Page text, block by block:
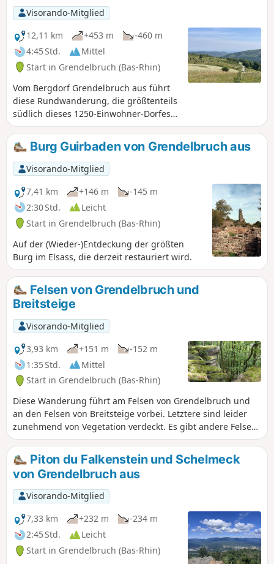
Visorando-Mitglied
12,11 km
+453 m
-460 m
4:45 Std.
Mittel
Start in Grendelbruch (Bas-Rhin)
Vom Bergdorf Grendelbruch aus führt
diese Rundwanderung, die größtenteils
südlich dieses 1250-Einwohner-Dorfes
verläuft, zum Piton du Falkenstein,
einem herrlichen Felsvorsprung, von
dem aus man einen schönen Blick auf
das Bruche-Tal hat. Die Wanderung
führt weiter zum Col du Bruchberg,
hinauf durch die Grasbüschel zum
Signal de Grendelbruch mit seinem
360°-Panorama und dann durch den
Wald hinauf zum Hohbuhl.
Anschließend führen Sie angenehme
Wege zum Col du Beyerlager und dann
zum Col de la Franzur. Es erwarten Sie
wunderschöne Entdeckungen,
abwechselnd Dorfstraßen, Wald,
Unterholz, Grashalme, Waldwege und
hübsche kleine Pfade. Und dazu
zahlreiche Aussichtspunkte!
Burg Guirbaden von Grendelbruch aus
Visorando-Mitglied
7,41 km
+146 m
-145 m
2:30 Std.
Leicht
Start in Grendelbruch (Bas-Rhin)
Auf der (Wieder-)Entdeckung der größten
Burg im Elsass, die derzeit restauriert wird.
Felsen von Grendelbruch und
Breitsteige
Visorando-Mitglied
3,93 km
+151 m
-152 m
1:35 Std.
Mittel
Start in Grendelbruch (Bas-Rhin)
Diese Wanderung führt am Felsen von Grendelbruch und
an den Felsen von Breitsteige vorbei. Letztere sind leider
zunehmend von Vegetation verdeckt. Es gibt andere Felsen,
die leichter zugänglich sind: siehe § Praktische
Informationen. In der Beschreibung werde ich jedoch eine
Möglichkeit angeben, wie man die schwierigsten Abschnitte
umgehen kann.
Piton du Falkenstein und Schelmeck
von Grendelbruch aus
Visorando-Mitglied
7,33 km
+232 m
-234 m
2:45 Std.
Leicht
Start in Grendelbruch (Bas-Rhin)